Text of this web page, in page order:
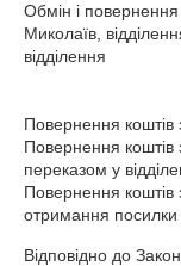
Обмін і
Миколаїв,
відділення
Повернення коштів
Повернення коштів
переказом у
Повернення коштів
отримання посилки
Відповідно до